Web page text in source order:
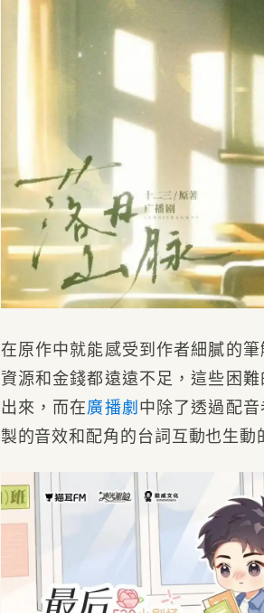
在原作中就能感受到作者細膩的
資源和金錢都遠遠不足，這些困
出來，而在廣播劇中除了透過配
製的音效和配角的台詞互動也生動